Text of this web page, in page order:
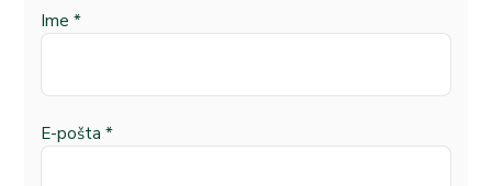
Ime *
E-pošta *